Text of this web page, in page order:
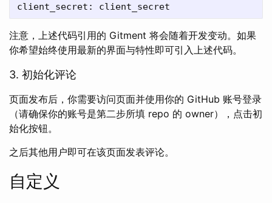
注意，上述代码引用的 Gitment 将会随着开发变动。如果
你希望始终使用最新的界面与特性即可引入上述代码。
3. 初始化评论
页面发布后，你需要访问页面并使用你的 GitHub 账号登录
（请确保你的账号是第二步所填 repo 的 owner），点击初
始化按钮。
之后其他用户即可在该页面发表评论。
自定义